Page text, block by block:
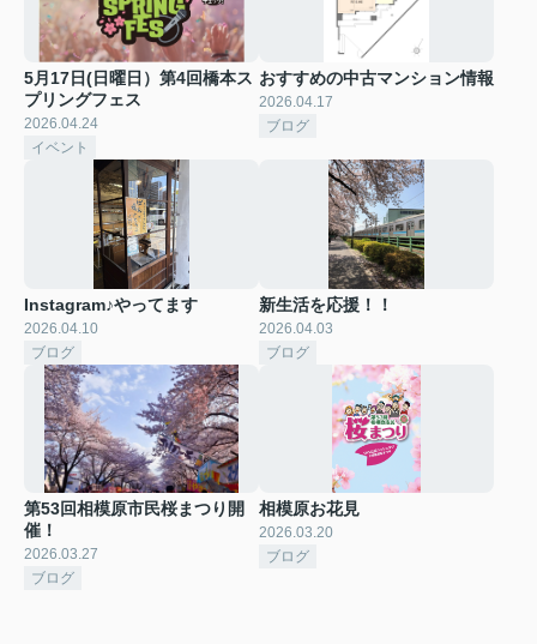
5月17日(日曜日）第4回橋本ス
プリングフェス
2026.04.24
イベント
おすすめの中古マンション情報
2026.04.17
ブログ
Instagram♪やってます
2026.04.10
ブログ
新生活を応援！！
2026.04.03
ブログ
第53回相模原市民桜まつり開
催！
2026.03.27
ブログ
相模原お花見
2026.03.20
ブログ